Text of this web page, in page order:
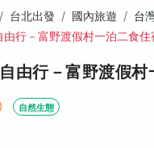
台北出發 國內旅遊 台
行－富野渡假村一泊二食住
由行－富野渡假村
自然生態